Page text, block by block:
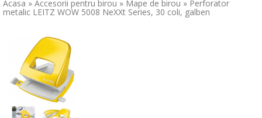
Acasa » Accesorii pentru birou » Mape de birou » Perforator
metalic LEITZ WOW 5008 NeXXt Series, 30 coli, galben